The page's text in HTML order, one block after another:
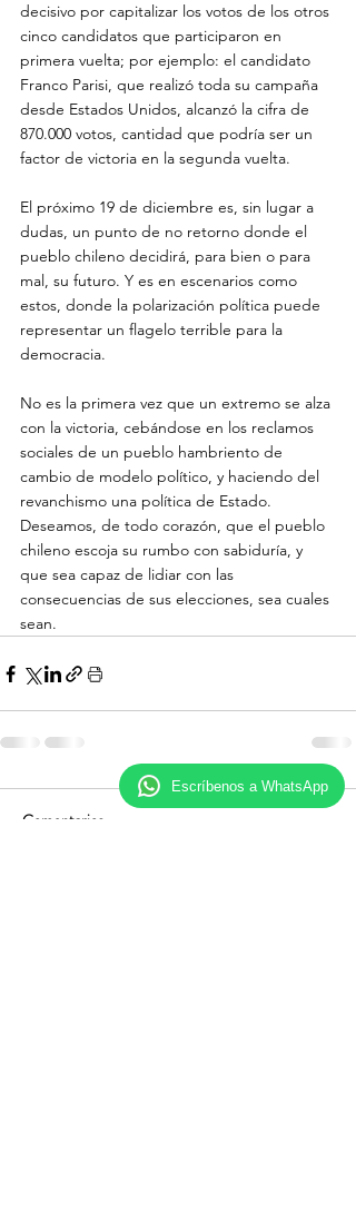
decisivo por capitalizar los votos de los otros
cinco candidatos que participaron en
primera vuelta; por ejemplo: el candidato
Franco Parisi, que realizó toda su campaña
desde Estados Unidos, alcanzó la cifra de
870.000 votos, cantidad que podría ser un
factor de victoria en la segunda vuelta.
El próximo 19 de diciembre es, sin lugar a
dudas, un punto de no retorno donde el
pueblo chileno decidirá, para bien o para
mal, su futuro. Y es en escenarios como
estos, donde la polarización política puede
representar un flagelo terrible para la
democracia.
No es la primera vez que un extremo se alza
con la victoria, cebándose en los reclamos
sociales de un pueblo hambriento de
cambio de modelo político, y haciendo del
revanchismo una política de Estado.
Deseamos, de todo corazón, que el pueblo
chileno escoja su rumbo con sabiduría, y
que sea capaz de lidiar con las
consecuencias de sus elecciones, sea cuales
sean.
Comentarios
Escríbenos a WhatsApp